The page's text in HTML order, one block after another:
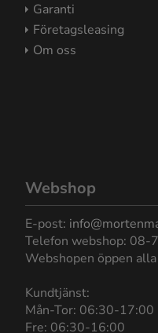
Garanti
Företagsleasing
Om oss
Webshop
E-post:
Telefon webshop: 08-
Webshopen öppen
Kundtjänst:
Mån-Tor: 06:30-17:00
Fre: 06:30-16:00